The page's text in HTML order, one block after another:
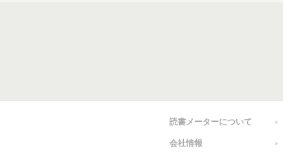
読書メーターについて
会社情報